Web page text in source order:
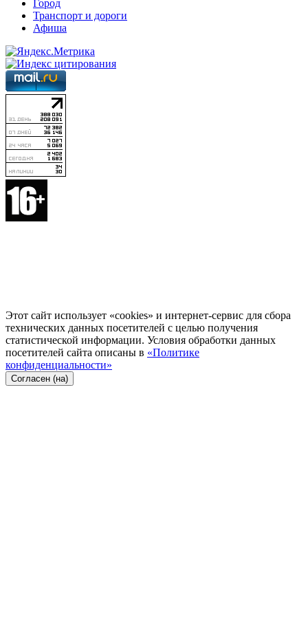
Город
Транспорт и дороги
Афиша
Этот сайт использует «cookies» и интернет-сервис для сбора
технических данных посетителей с целью получения
статистической информации. Условия обработки данных
посетителей сайта описаны в «Политике
конфиденциальности»
Согласен (на)